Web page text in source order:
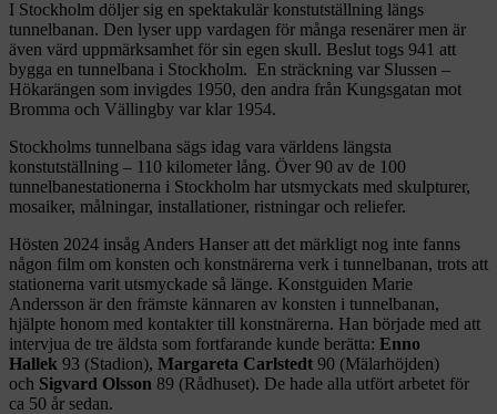
I Stockholm döljer sig en spektakulär konstutställning längs
tunnelbanan. Den lyser upp vardagen för många resenärer men är
även värd uppmärksamhet för sin egen skull. Beslut togs 941 att
bygga en tunnelbana i Stockholm. En sträckning var Slussen –
Hökarängen som invigdes 1950, den andra från Kungsgatan mot
Bromma och Vällingby var klar 1954.
Stockholms tunnelbana sägs idag vara världens längsta
konstutställning – 110 kilometer lång. Över 90 av de 100
tunnelbanestationerna i Stockholm har utsmyckats med skulpturer,
mosaiker, målningar, installationer, ristningar och reliefer.
Hösten 2024 insåg Anders Hanser att det märkligt nog inte fanns
någon film om konsten och konstnärerna verk i tunnelbanan, trots att
stationerna varit utsmyckade så länge. Konstguiden Marie
Andersson är den främste kännaren av konsten i tunnelbanan,
hjälpte honom med kontakter till konstnärerna. Han började med att
intervjua de tre äldsta som fortfarande kunde berätta: Enno
Hallek 93 (Stadion), Margareta Carlstedt 90 (Mälarhöjden)
och Sigvard Olsson 89 (Rådhuset). De hade alla utfört arbetet för
ca 50 år sedan.